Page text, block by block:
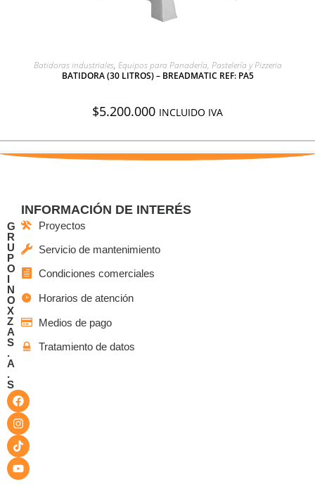
AGREGAR A COTIZACIÓN
Batidoras industriales, Equipos para Panadería, Pastelería y Pizzeria
BATIDORA (30 LITROS) – BREADMATIC REF: PA5
$5.200.000 INCLUIDO IVA
G
R
U
P
O
I
N
O
X
Z
A
S
.
A
.
S
INFORMACIÓN DE INTERÉS
Proyectos
Servicio de mantenimiento
Condiciones comerciales
Horarios de atención
Medios de pago
Tratamiento de datos